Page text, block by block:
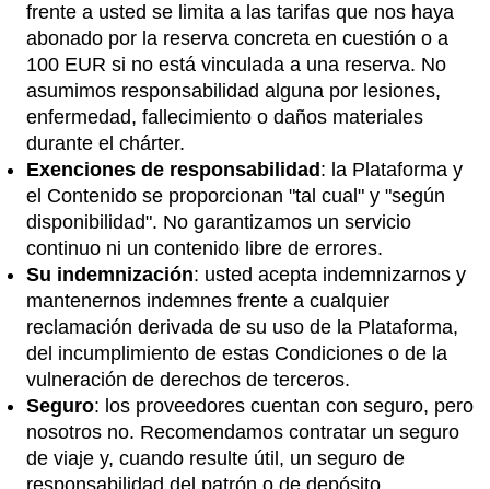
frente a usted se limita a las tarifas que nos haya
abonado por la reserva concreta en cuestión o a
100 EUR si no está vinculada a una reserva. No
asumimos responsabilidad alguna por lesiones,
enfermedad, fallecimiento o daños materiales
durante el chárter.
Exenciones de responsabilidad : la Plataforma y
el Contenido se proporcionan "tal cual" y "según
disponibilidad". No garantizamos un servicio
continuo ni un contenido libre de errores.
Su indemnización: usted acepta indemnizarnos y
mantenernos indemnes frente a cualquier
reclamación derivada de su uso de la Plataforma,
del incumplimiento de estas Condiciones o de la
vulneración de derechos de terceros.
Seguro: los proveedores cuentan con seguro, pero
nosotros no. Recomendamos contratar un seguro
de viaje y, cuando resulte útil, un seguro de